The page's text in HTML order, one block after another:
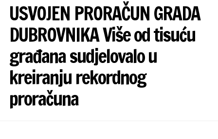
USVOJEN PRORAČUN GRADA
DUBROVNIKA Više od tisuću
građana sudjelovalo u
kreiranju rekordnog
proračuna